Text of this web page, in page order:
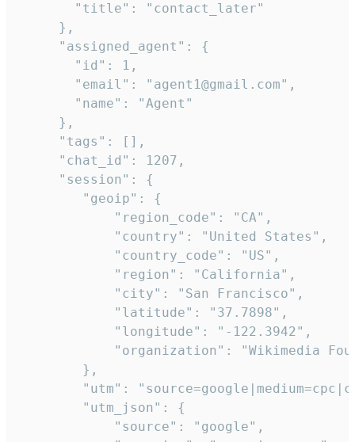
       "title": "contact_later"
     },
     "assigned_agent": {
       "id": 1,
       "email": "agent1@gmail.com",
       "name": "Agent"
     },
     "tags": [],
     "chat_id": 1207,
     "session": {
        "geoip": {
            "region_code": "CA",
            "country": "United States",
            "country_code": "US",
            "region": "California",
            "city": "San Francisco",
            "latitude": "37.7898",
            "longitude": "-122.3942",
"organization": "Wikimedia
        },
"utm":
        "utm_json": {
            "source": "google",